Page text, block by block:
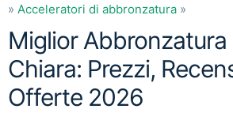
» Acceleratori di abbronzatura »
Miglior Abbronzatura
Chiara: Prezzi,
Offerte 2026